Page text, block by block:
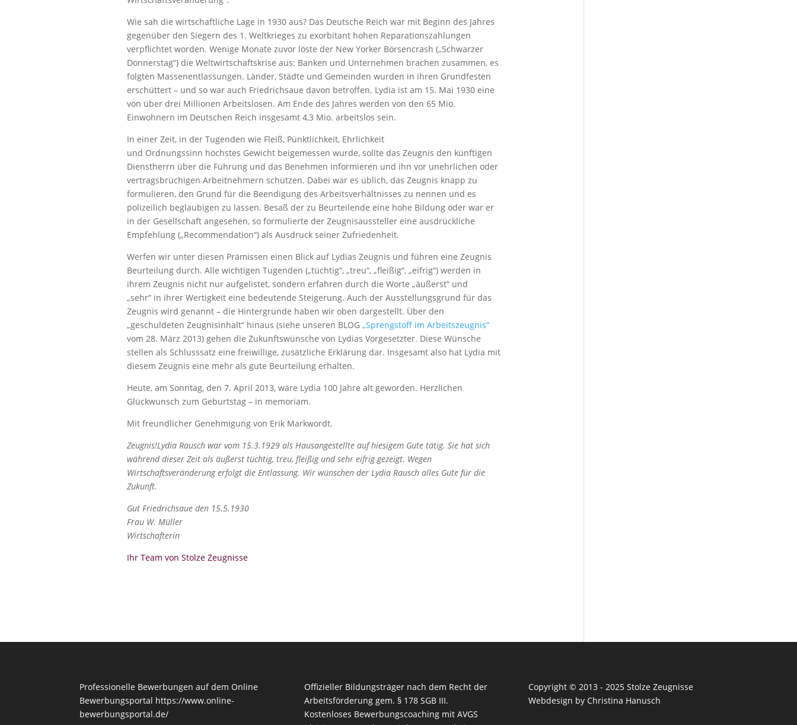
Wie sah die wirtschaftliche Lage in 1930 aus? Das Deutsche Reich war mit Beginn des Jahres
gegenüber den Siegern des 1. Weltkrieges zu exorbitant hohen Reparationszahlungen
verpflichtet worden. Wenige Monate zuvor löste der New Yorker Börsencrash („Schwarzer
Donnerstag“) die Weltwirtschaftskrise aus: Banken und Unternehmen brachen zusammen, es
folgten Massenentlassungen. Länder, Städte und Gemeinden wurden in ihren Grundfesten
erschüttert – und so war auch Friedrichsaue davon betroffen. Lydia ist am 15. Mai 1930 eine
von über drei Millionen Arbeitslosen. Am Ende des Jahres werden von den 65 Mio.
Einwohnern im Deutschen Reich insgesamt 4,3 Mio. arbeitslos sein.
In einer Zeit, in der Tugenden wie Fleiß, Pünktlichkeit, Ehrlichkeit
und Ordnungssinn höchstes Gewicht beigemessen wurde, sollte das Zeugnis den künftigen
Dienstherrn über die Führung und das Benehmen informieren und ihn vor unehrlichen oder
vertragsbrüchigen Arbeitnehmern schützen. Dabei war es üblich, das Zeugnis knapp zu
formulieren, den Grund für die Beendigung des Arbeitsverhältnisses zu nennen und es
polizeilich beglaubigen zu lassen. Besaß der zu Beurteilende eine hohe Bildung oder war er
in der Gesellschaft angesehen, so formulierte der Zeugnisaussteller eine ausdrückliche
Empfehlung („Recommendation“) als Ausdruck seiner Zufriedenheit.
Werfen wir unter diesen Prämissen einen Blick auf Lydias Zeugnis und führen eine Zeugnis
Beurteilung durch. Alle wichtigen Tugenden („tüchtig“, „treu“, „fleißig“, „eifrig“) werden in
ihrem Zeugnis nicht nur aufgelistet, sondern erfahren durch die Worte „äußerst“ und
„sehr“ in ihrer Wertigkeit eine bedeutende Steigerung. Auch der Ausstellungsgrund für das
Zeugnis wird genannt – die Hintergründe haben wir oben dargestellt. Über den
„geschuldeten Zeugnisinhalt“ hinaus (siehe unseren BLOG „Sprengstoff im Arbeitszeugnis“
vom 28. März 2013) gehen die Zukunftswünsche von Lydias Vorgesetzter. Diese Wünsche
stellen als Schlusssatz eine freiwillige, zusätzliche Erklärung dar. Insgesamt also hat Lydia mit
diesem Zeugnis eine mehr als gute Beurteilung erhalten.
Heute, am Sonntag, den 7. April 2013, wäre Lydia 100 Jahre alt geworden. Herzlichen
Glückwunsch zum Geburtstag – in memoriam.
Mit freundlicher Genehmigung von Erik Markwordt.
Zeugnis!Lydia Rausch war vom 15.3.1929 als Hausangestellte auf hiesigem Gute tätig. Sie hat sich
während dieser Zeit als äußerst tüchtig, treu, fleißig und sehr eifrig gezeigt. Wegen
Wirtschaftsveränderung erfolgt die Entlassung. Wir wünschen der Lydia Rausch alles Gute für die
Zukunft.
Gut Friedrichsaue den 15.5.1930
Frau W. Müller
Wirtschafterin
Ihr Team von Stolze Zeugnisse
Professionelle Bewerbungen auf dem Online
Bewerbungsportal https://www.online-
bewerbungsportal.de/
Offizieller Bildungsträger nach dem Recht der
Arbeitsförderung gem. § 178 SGB III.
Kostenloses Bewerbungscoaching mit AVGS
Copyright © 2013 - 2025 Stolze Zeugnisse
Webdesign by Christina Hanusch